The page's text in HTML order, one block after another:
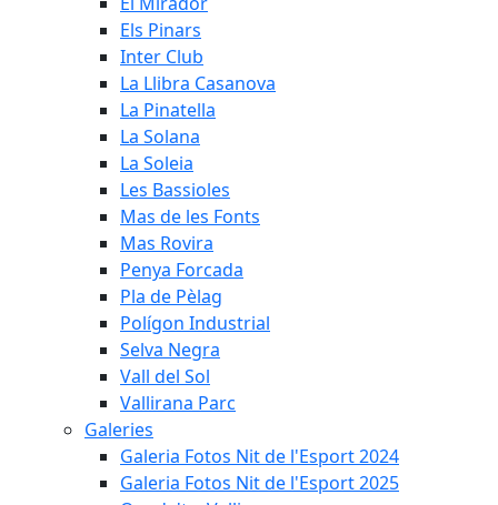
Els Pinars
Inter Club
La Llibra Casanova
La Pinatella
La Solana
La Soleia
Les Bassioles
Mas de les Fonts
Mas Rovira
Penya Forcada
Pla de Pèlag
Polígon Industrial
Selva Negra
Vall del Sol
Vallirana Parc
Galeries
Galeria Fotos Nit de l'Esport 2024
Galeria Fotos Nit de l'Esport 2025